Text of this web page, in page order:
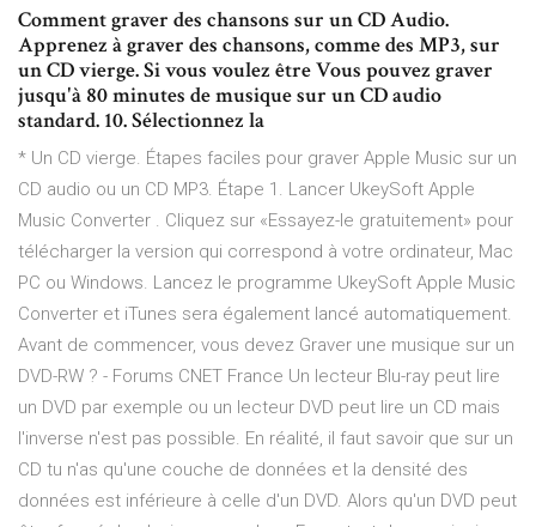
Comment graver des chansons sur un CD Audio.
Apprenez à graver des chansons, comme des MP3, sur
un CD vierge. Si vous voulez être Vous pouvez graver
jusqu'à 80 minutes de musique sur un CD audio
standard. 10. Sélectionnez la
* Un CD vierge. Étapes faciles pour graver Apple Music sur un
CD audio ou un CD MP3. Étape 1. Lancer UkeySoft Apple
Music Converter . Cliquez sur «Essayez-le gratuitement» pour
télécharger la version qui correspond à votre ordinateur, Mac
PC ou Windows. Lancez le programme UkeySoft Apple Music
Converter et iTunes sera également lancé automatiquement.
Avant de commencer, vous devez Graver une musique sur un
DVD-RW ? - Forums CNET France Un lecteur Blu-ray peut lire
un DVD par exemple ou un lecteur DVD peut lire un CD mais
l'inverse n'est pas possible. En réalité, il faut savoir que sur un
CD tu n'as qu'une couche de données et la densité des
données est inférieure à celle d'un DVD. Alors qu'un DVD peut